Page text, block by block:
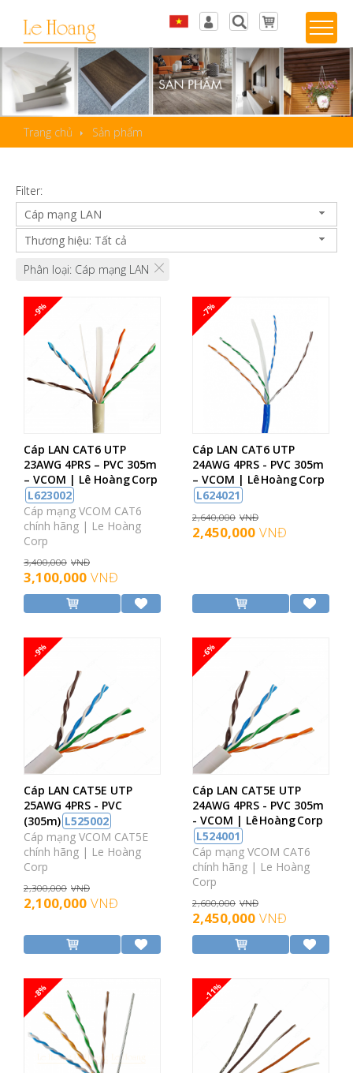
EnglishSản phẩm yêu thích
Trang chủ Sản phẩm
Filter:
Cáp mạng LAN
Thương hiệu: Tất cả
Phân loại: Cáp mạng LAN
-9%
Cáp LAN CAT6 UTP
23AWG 4PRS – PVC 305m
– VCOM | Lê Hoàng Corp
L623002
Cáp mạng VCOM CAT6
chính hãng | Le Hoàng
Corp
3,400,000 VNĐ
3,100,000 VNĐ
-7%
Cáp LAN CAT6 UTP
24AWG 4PRS - PVC 305m
– VCOM | Lê Hoàng Corp
L624021
2,640,000 VNĐ
2,450,000 VNĐ
-9%
Cáp LAN CAT5E UTP
25AWG 4PRS - PVC
(305m) L525002
Cáp mạng VCOM CAT5E
chính hãng | Le Hoàng
Corp
2,300,000 VNĐ
2,100,000 VNĐ
-6%
Cáp LAN CAT5E UTP
24AWG 4PRS - PVC 305m
- VCOM | Lê Hoàng Corp
L524001
Cáp mạng VCOM CAT6
chính hãng | Le Hoàng
Corp
2,600,000 VNĐ
2,450,000 VNĐ
-8% -11%